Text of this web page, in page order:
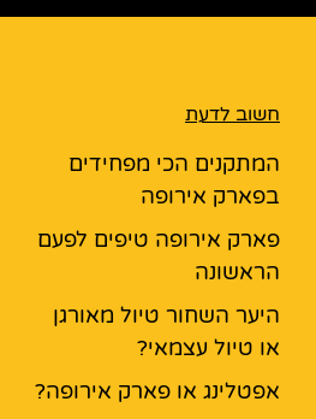
חשוב לדעת
המתקנים הכי מפחידים
בפארק אירופה
פארק אירופה טיפים לפעם
הראשונה
היער השחור טיול מאורגן
או טיול עצמאי?
אפטלינג או פארק אירופה?